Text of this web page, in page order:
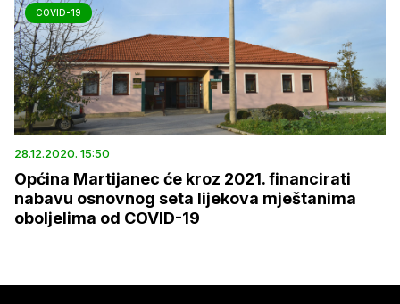
COVID-19
28.12.2020. 15:50
Općina Martijanec će kroz 2021. financirati
nabavu osnovnog seta lijekova mještanima
oboljelima od COVID-19